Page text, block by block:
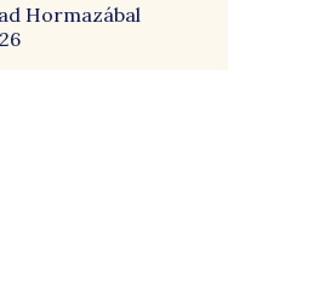
Hormazábal